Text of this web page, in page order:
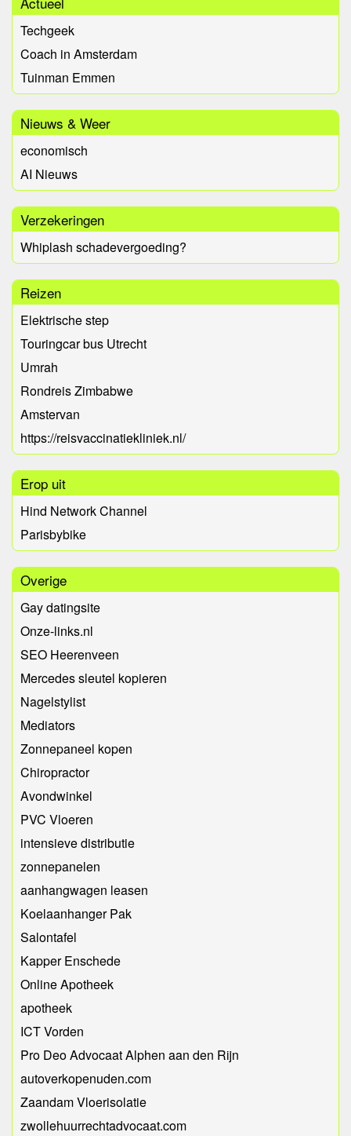
Techgeek
Coach in Amsterdam
Tuinman Emmen
Nieuws & Weer
economisch
AI Nieuws
Verzekeringen
Whiplash schadevergoeding?
Reizen
Elektrische step
Touringcar bus Utrecht
Umrah
Rondreis Zimbabwe
Amstervan
https://reisvaccinatiekliniek.nl/
Erop uit
Hind Network Channel
Parisbybike
Overige
Gay datingsite
Onze-links.nl
SEO Heerenveen
Mercedes sleutel kopieren
Nagelstylist
Mediators
Zonnepaneel kopen
Chiropractor
Avondwinkel
PVC Vloeren
intensieve distributie
zonnepanelen
aanhangwagen leasen
Koelaanhanger Pak
Salontafel
Kapper Enschede
Online Apotheek
apotheek
ICT Vorden
Pro Deo Advocaat Alphen aan den Rijn
autoverkopenuden.com
Zaandam Vloerisolatie
zwollehuurrechtadvocaat.com